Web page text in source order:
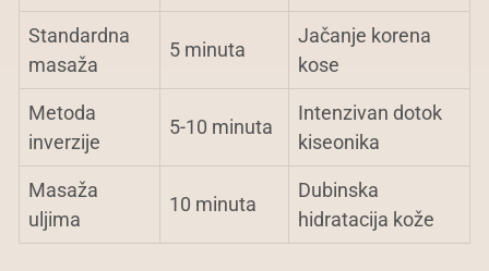
Standardna
masaža
5 minuta
Jačanje korena
kose
Metoda
inverzije
5-10 minuta
Intenzivan dotok
kiseonika
Masaža
uljima
10 minuta
Dubinska
hidratacija kože